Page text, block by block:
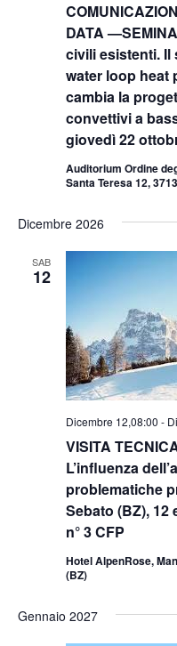
DATA
civili esistenti. Il
water loop heat
cambia la
convettivi a
giovedì 22
Auditorium Ordine
Santa Teresa 12,
Dicembre 2026
SAB
12
VISITA
L’influenza
problematiche
Sebato (BZ), 12
n° 3 CFP
Dicembre 12,08:00 -
Hotel AlpenRose,
(BZ)
Gennaio 2027